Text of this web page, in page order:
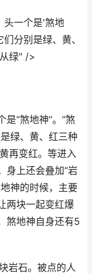
头一个是'煞地
分别是绿、黄、
绿" />
是“煞地神”。“煞
绿、黄、红三种
再变红。等进入
身上还会叠加“岩
神的时候，主要
两块一起变红爆
煞地神自身还有5
岩石。被点的人